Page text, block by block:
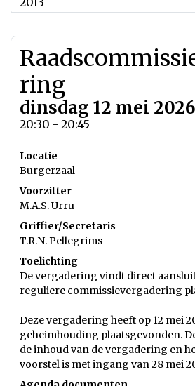
ring
dinsdag 12 mei 2026
20:30 - 20:45
Locatie
Burgerzaal
Voorzitter
M.A.S. Urru
Griffier/Secretaris
T.R.N. Pellegrims
Toelichting
De vergadering vindt direct
reguliere commissievergadering
Deze vergadering heeft op 12 mei
geheimhouding plaatsgevonden.
de inhoud van de vergadering en
voorstel is met ingang van 28 mei